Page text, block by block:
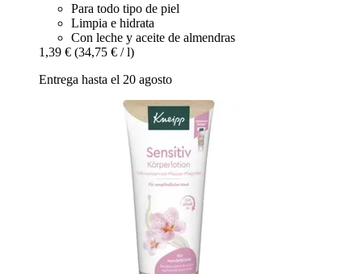
Para todo tipo de piel
Limpia e hidrata
Con leche y aceite de almendras
1,39 € (34,75 € / l)
Entrega hasta el 20 agosto